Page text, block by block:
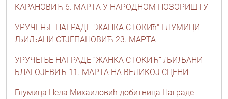
КАРАНОВИЋ 6. МАРТА У НАРОДНОМ ПОЗОРИШТУ
УРУЧЕЊЕ НАГРАДЕ "ЖАНКА СТОКИћ" ГЛУМИЦИ
ЉИЉАНИ СТЈЕПАНОВИЋ 23. МАРТА
УРУЧЕЊЕ НАГРАДЕ “ЖАНКА СТОКИЋ” ЉИЉАНИ
БЛАГОЈЕВИЋ 11. МАРТА НА ВЕЛИКОЈ СЦЕНИ
Глумица Нела Михаиловић добитница Награде